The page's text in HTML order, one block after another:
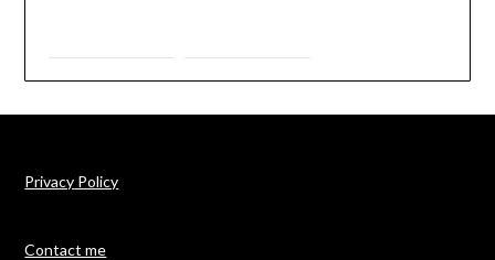
Privacy Policy
Contact me